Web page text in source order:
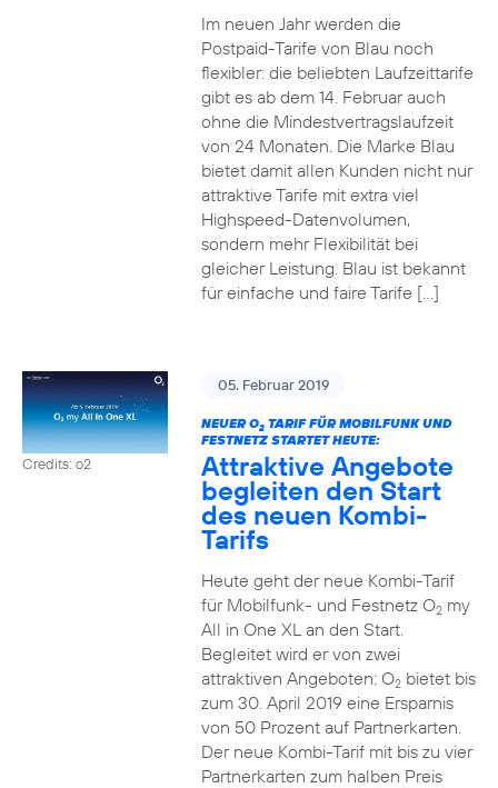
Im neuen Jahr werden die
Postpaid-Tarife von Blau noch
flexibler: die beliebten Laufzeittarife
gibt es ab dem 14. Februar auch
ohne die Mindestvertragslaufzeit
von 24 Monaten. Die Marke Blau
bietet damit allen Kunden nicht nur
attraktive Tarife mit extra viel
Highspeed-Datenvolumen,
sondern mehr Flexibilität bei
gleicher Leistung. Blau ist bekannt
für einfache und faire Tarife […]
Credits: o2
05. Februar 2019
NEUER O2TARIF FÜR MOBILFUNK UND
FESTNETZ STARTET HEUTE:
Attraktive Angebote
begleiten den Start
des neuen Kombi-
Tarifs
Heute geht der neue Kombi-Tarif
für Mobilfunk- und Festnetz O2my
All in One XL an den Start.
Begleitet wird er von zwei
attraktiven Angeboten: O2bietet bis
zum 30. April 2019 eine Ersparnis
von 50 Prozent auf Partnerkarten.
Der neue Kombi-Tarif mit bis zu vier
Partnerkarten zum halben Preis